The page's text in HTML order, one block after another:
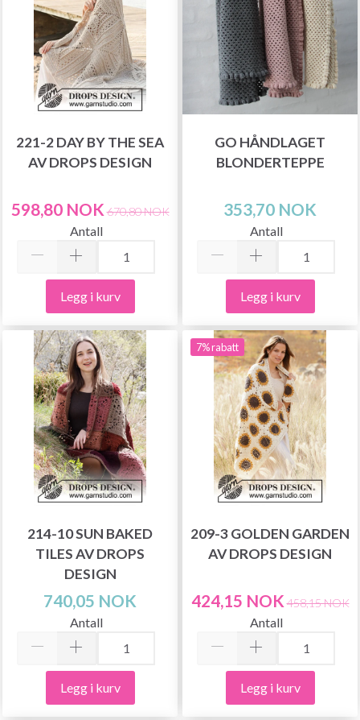
221-2 DAY BY THE SEA
AV DROPS DESIGN
598,80 NOK 670,80 NOK
Antall
Legg i kurv
GO HÅNDLAGET
BLONDERTEPPE
353,70 NOK
Antall
Legg i kurv
214-10 SUN BAKED
TILES AV DROPS
DESIGN
740,05 NOK
Antall
Legg i kurv
7% rabatt
209-3 GOLDEN GARDEN
AV DROPS DESIGN
424,15 NOK 458,15 NOK
Antall
Legg i kurv